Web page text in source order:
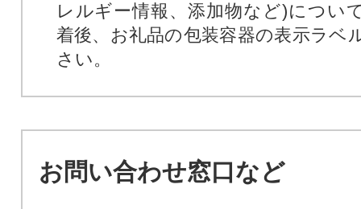
レルギー情報、添加物など)につい
着後、お礼品の包装容器の表示ラベ
さい。
お問い合わせ窓口など